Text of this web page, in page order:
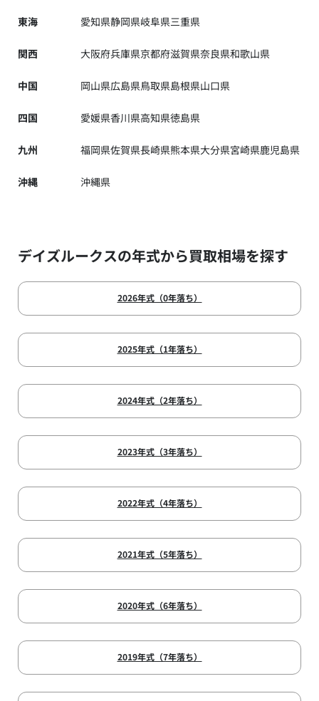
東海 愛知県静岡県岐阜県三重県
関西 大阪府兵庫県京都府滋賀県奈良県和歌山県
中国 岡山県広島県鳥取県島根県山口県
四国 愛媛県香川県高知県徳島県
九州 福岡県佐賀県長崎県熊本県大分県宮崎県鹿児島県
沖縄 沖縄県
デイズルークスの年式から買取相場を探す
2026年式（0年落ち）
2025年式（1年落ち）
2024年式（2年落ち）
2023年式（3年落ち）
2022年式（4年落ち）
2021年式（5年落ち）
2020年式（6年落ち）
2019年式（7年落ち）